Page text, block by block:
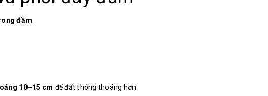
đầm
10–15 cm để đất thông thoáng hơn.